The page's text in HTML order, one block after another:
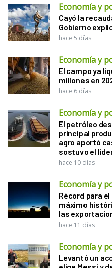
Economía y
Cayó la
Gobierno
hace 5 días
Economía y
El campo ya
millones en
hace 6 días
Economía y
El petróleo
principal
agro aportó
sostuvo el
hace 10 días
Economía y
Récord para
máximo
las
hace 11 días
Economía y
Levantó un